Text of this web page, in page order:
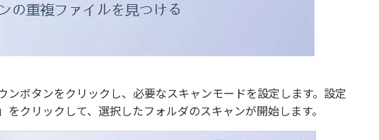
ボタンをクリックし、必要なスキャンモードを設定します。設定
クリックして、選択したフォルダのスキャンが開始します。